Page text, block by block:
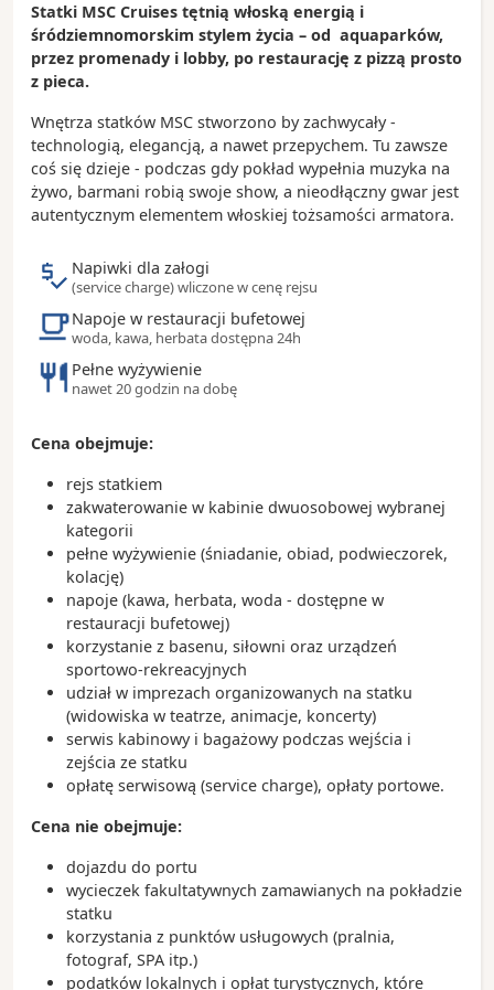
Statki MSC Cruises tętnią włoską energią i
śródziemnomorskim stylem życia – od aquaparków,
przez promenady i lobby, po restaurację z pizzą prosto
z pieca.
Wnętrza statków MSC stworzono by zachwycały -
technologią, elegancją, a nawet przepychem. Tu zawsze
coś się dzieje - podczas gdy pokład wypełnia muzyka na
żywo, barmani robią swoje show, a nieodłączny gwar jest
autentycznym elementem włoskiej tożsamości armatora.
Napiwki dla załogi
(service charge) wliczone w cenę rejsu
Napoje w restauracji bufetowej
woda, kawa, herbata dostępna 24h
Pełne wyżywienie
nawet 20 godzin na dobę
Cena obejmuje:
rejs statkiem
zakwaterowanie w kabinie dwuosobowej wybranej
kategorii
pełne wyżywienie (śniadanie, obiad, podwieczorek,
kolację)
napoje (kawa, herbata, woda - dostępne w
restauracji bufetowej)
korzystanie z basenu, siłowni oraz urządzeń
sportowo-rekreacyjnych
udział w imprezach organizowanych na statku
(widowiska w teatrze, animacje, koncerty)
serwis kabinowy i bagażowy podczas wejścia i
zejścia ze statku
opłatę serwisową (service charge), opłaty portowe.
Cena nie obejmuje:
dojazdu do portu
wycieczek fakultatywnych zamawianych na pokładzie
statku
korzystania z punktów usługowych (pralnia,
fotograf, SPA itp.)
podatków lokalnych i opłat turystycznych, które